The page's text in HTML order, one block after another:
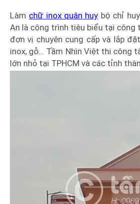
Làm chữ inox quân huy bộ chỉ
An là công trình tiêu biểu tại công
đơn vị chuyên cung cấp và lắp
inox, gỗ… Tầm Nhìn Việt thi công
lớn nhỏ tại TPHCM và các tỉnh